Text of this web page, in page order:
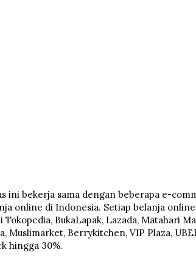
ini bekerja sama dengan beberapa e-
online di Indonesia. Setiap belanja
BukaLapak, Lazada, Matahari
Muslimarket, Berrykitchen, VIP Plaza,
hingga 30%.